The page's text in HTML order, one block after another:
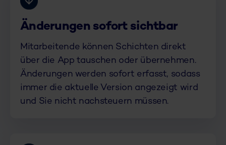
Änderungen sofort sichtbar
Mitarbeitende können Schichten direkt
über die App tauschen oder übernehmen.
Änderungen werden sofort erfasst, sodass
immer die aktuelle Version angezeigt wird
und Sie nicht nachsteuern müssen.